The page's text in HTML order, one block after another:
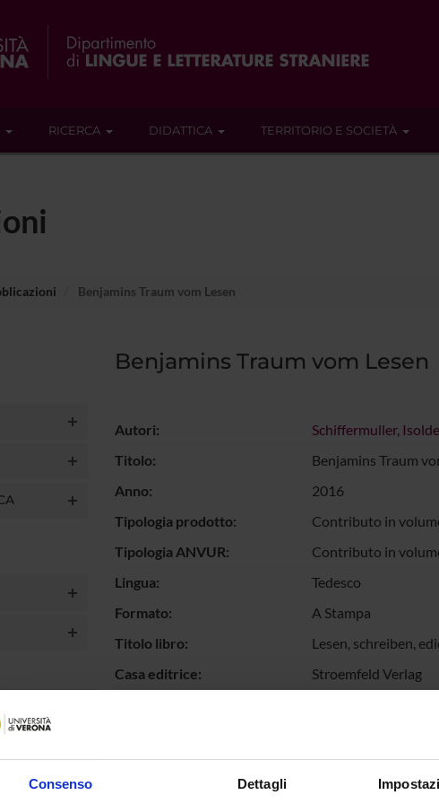
Consenso Dettagli
RICERCA DIDATTICA TERRITORIO E SOCIETÀ
Benjamins Traum vom Lesen
Benjamins Traum vom Lesen
Autori:
Schiffermuller, Isolde
Titolo:
Benjamins Traum
Anno:
2016
Tipologia prodotto:
Contributo in
Tipologia ANVUR:
Contributo in
Lingua:
Tedesco
Formato:
A Stampa
Titolo libro:
Lesen, schreiben,
Casa editrice:
Stroemfeld Verlag
Breve descrizione dei
L'articolo indaga la
invia ad Adorno da